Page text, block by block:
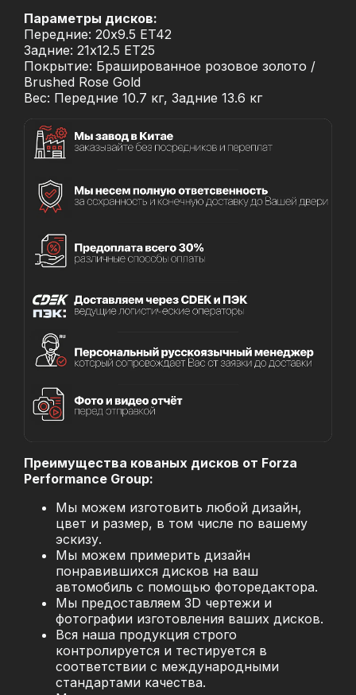
Параметры дисков:
Передние: 20x9.5 ET42
Задние: 21x12.5 ET25
Покрытие: Брашированное розовое золото /
Brushed Rose Gold
Вес: Передние 10.7 кг, Задние 13.6 кг
Преимущества кованых дисков от Forza
Performance Group:
Мы можем изготовить любой дизайн,
цвет и размер, в том числе по вашему
эскизу.
Мы можем примерить дизайн
понравившихся дисков на ваш
автомобиль с помощью фоторедактора.
Мы предоставляем 3D чертежи и
фотографии изготовления ваших дисков.
Вся наша продукция строго
контролируется и тестируется в
соответствии с международными
стандартами качества.